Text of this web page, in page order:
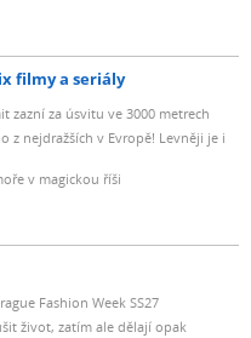
filmy a seriály
zazní za úsvitu ve 3000 metrech
z nejdražších v Evropě! Levněji je i
v magickou říši
Fashion Week SS27
život, zatím ale dělají opak